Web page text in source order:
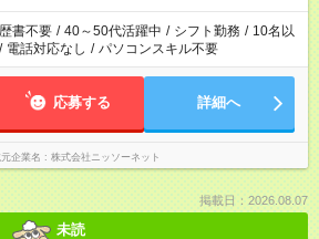
書不要 / 40～50代活躍中 / シフト勤務 / 10名以
/ 電話対応なし / パソコンスキル不要
応募する 詳細へ
企業名 株式会社ニッソーネット
掲載日：2026.08.07
未読